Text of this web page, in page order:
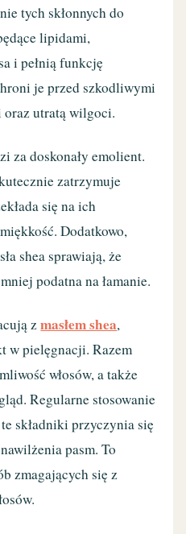
tych skłonnych do
lipidami,
i pełnią funkcję
je przed szkodliwymi
utratą wilgoci.
za doskonały emolient.
zatrzymuje
się na ich
Dodatkowo,
shea sprawiają, że
podatna na łamanie.
zmasłem shea,
w pielęgnacji. Razem
włosów, a także
Regularne stosowanie
składniki przyczynia się
pasm. To
zmagających się z